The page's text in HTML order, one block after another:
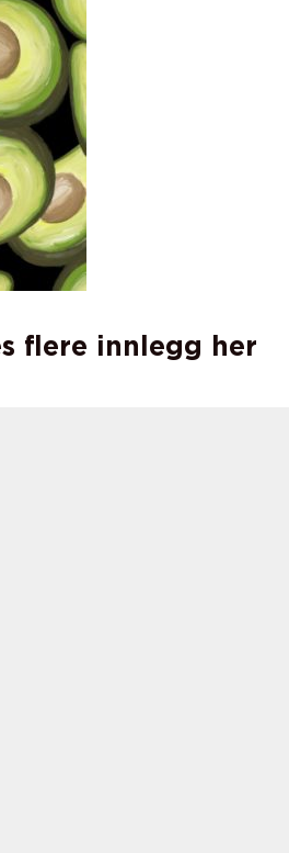
flere innlegg her